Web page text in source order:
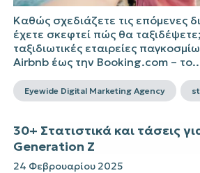
Καθώς σχεδιάζετε τις επόμενες
έχετε σκεφτεί πώς θα
ταξιδιωτικές εταιρείες
Airbnb έως την Booking.com –
Eyewide Digital Marketing Agency
30+ Στατιστικά και τάσεις
Generation Z
24 Φεβρουαρίου 2025